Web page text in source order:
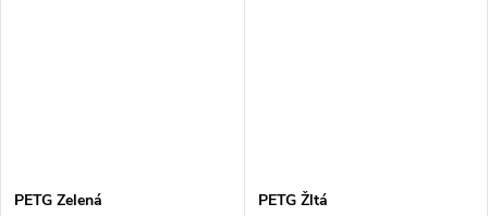
PETG Zelená PETG Žltá